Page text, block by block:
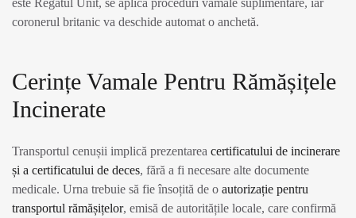
este Regatul Unit, se aplică proceduri vamale suplimentare, iar
coronerul britanic va deschide automat o anchetă.
Cerințe Vamale Pentru Rămășițele
Incinerate
Transportul cenușii implică prezentarea certificatului de incinerare
și a certificatului de deces, fără a fi necesare alte documente
medicale. Urna trebuie să fie însoțită de o autorizație pentru
transportul rămășițelor, emisă de autoritățile locale, care confirmă